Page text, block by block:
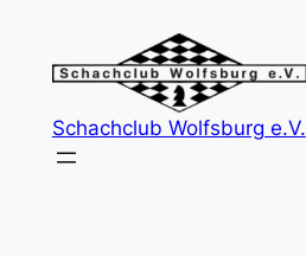
content
Schachclub Wolfsburg e.V.